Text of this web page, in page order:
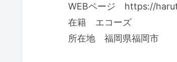
WEBページ https://
在籍 エコーズ
所在地 福岡県福岡市